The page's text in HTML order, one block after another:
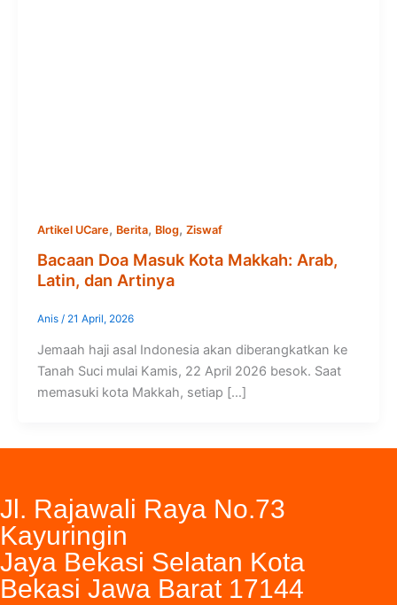
Artikel UCare, Berita, Blog, Ziswaf
Bacaan Doa Masuk Kota Makkah: Arab,
Latin, dan Artinya
Anis / 21 April, 2026
Jemaah haji asal Indonesia akan diberangkatkan ke
Tanah Suci mulai Kamis, 22 April 2026 besok. Saat
memasuki kota Makkah, setiap […]
Jl. Rajawali Raya No.73
Kayuringin
Jaya Bekasi Selatan Kota
Bekasi Jawa Barat 17144